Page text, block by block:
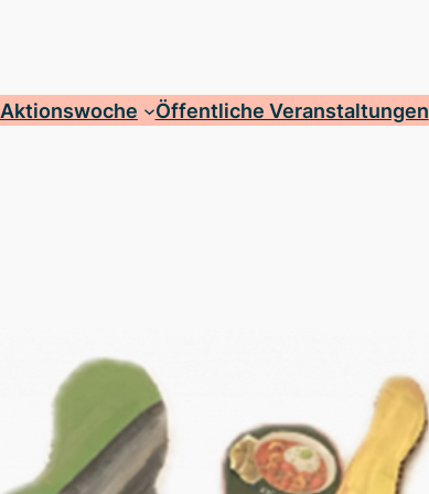
Aktionswoche Öffentliche Veranstaltungen